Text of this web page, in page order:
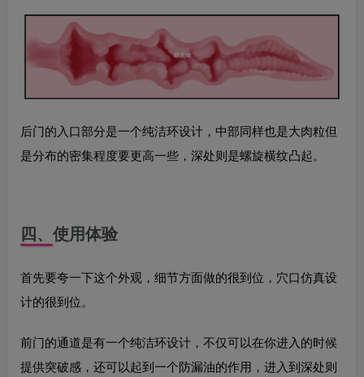
后门的入口部分是一个纯洁环设计，中部同样也是大肉粒但
是分布的密集程度要更高一些，深处则是螺旋横纹凸起。
四、 使用体验
首先要夸一下这个外观，细节方面做的很到位，穴口仿真设
计的很到位。
前门的通道是有一个纯洁环设计，不仅可以在你进入的时候
提供突破感，还可以起到一个防漏油的作用，进入到深处则